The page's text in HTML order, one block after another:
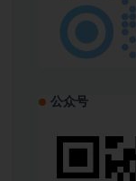
公众号